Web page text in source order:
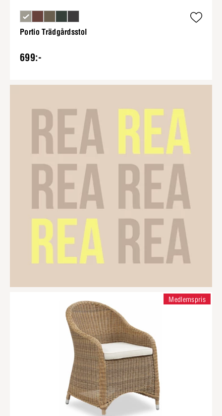
Portio Trädgårdsstol
699:-
Medlemspris